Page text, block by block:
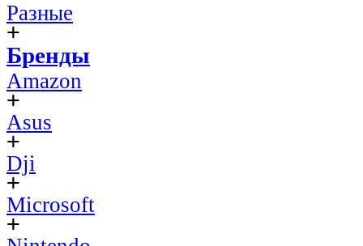
Разные
Бренды
Amazon
Asus
Dji
Microsoft